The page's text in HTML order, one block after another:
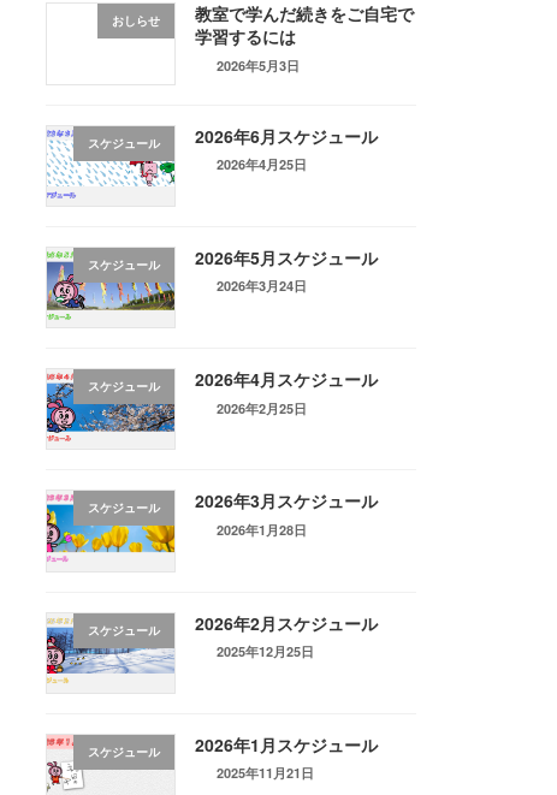
おしらせ
教室で学んだ続きをご自宅で
学習するには
2026年5月3日
スケジュール 2026年6月スケジュール
2026年4月25日
スケジュール 2026年5月スケジュール
2026年3月24日
スケジュール 2026年4月スケジュール
2026年2月25日
スケジュール 2026年3月スケジュール
2026年1月28日
スケジュール 2026年2月スケジュール
2025年12月25日
スケジュール 2026年1月スケジュール
2025年11月21日